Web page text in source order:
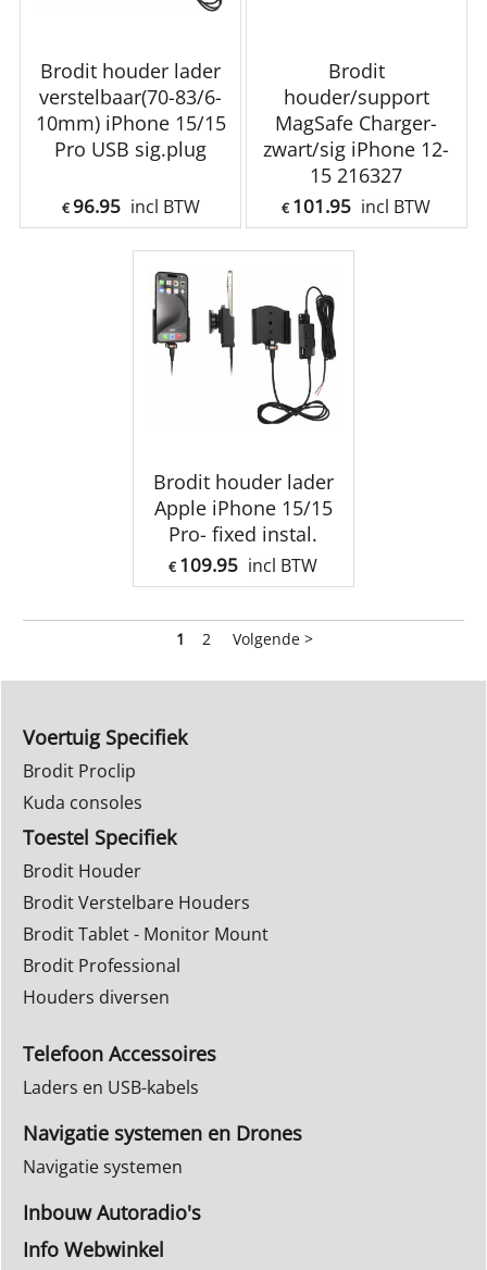
Brodit houder lader
verstelbaar(70-83/6-
10mm) iPhone 15/15
Pro USB sig.plug
€ 96.95 incl BTW
Brodit
houder/support
MagSafe Charger-
zwart/sig iPhone 12-
15 216327
€ 101.95 incl BTW
Brodit houder lader
Apple iPhone 15/15
Pro- fixed instal.
€ 109.95 incl BTW
1 2 Volgende >
Voertuig Specifiek
Brodit Proclip
Kuda consoles
Toestel Specifiek
Brodit Houder
Brodit Verstelbare Houders
Brodit Tablet - Monitor Mount
Brodit Professional
Houders diversen
Telefoon Accessoires
Laders en USB-kabels
Navigatie systemen en Drones
Navigatie systemen
Inbouw Autoradio's
Info Webwinkel